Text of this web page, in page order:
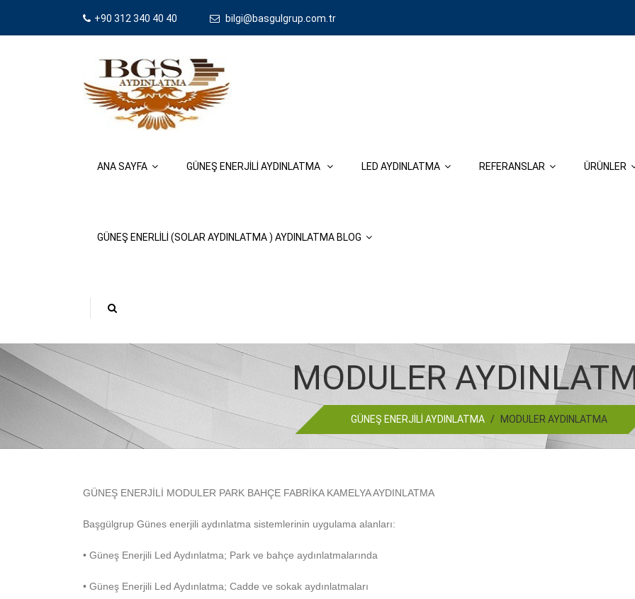
+90 312 340 40 40 bilgi@basgulgrup.com.tr
ANA SAYFA GÜNEŞ ENERJİLİ AYDINLATMA LED AYDINLATMA REFERANSLAR ÜRÜNLER
GÜNEŞ ENERLILI (SOLAR AYDINLATMA ) AYDINLATMA BLOG
MODULER
GÜNEŞ ENERJİLİ AYDINLATMA / MODULER AYDINLATMA
GÜNEŞ ENERJİLİ MODULER PARK BAHÇE FABRİKA KAMELYA AYDINLATMA
Başgülgrup Günes enerjili aydınlatma sistemlerinin uygulama alanları:
• Güneş Enerjili Led Aydınlatma; Park ve bahçe aydınlatmalarında
• Güneş Enerjili Led Aydınlatma; Cadde ve sokak aydınlatmaları